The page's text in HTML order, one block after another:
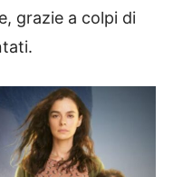
grazie a colpi di